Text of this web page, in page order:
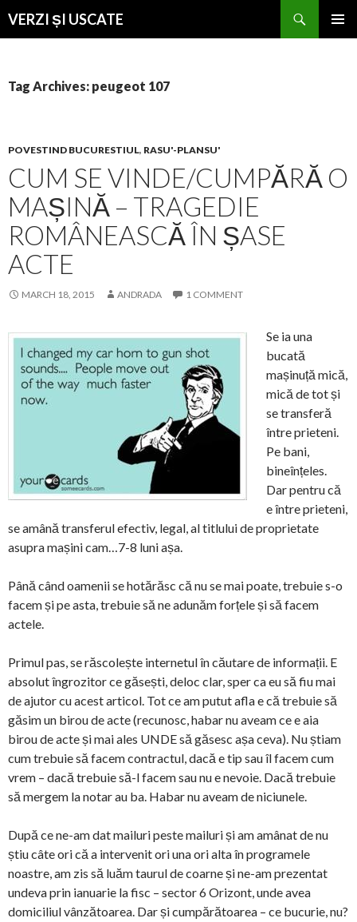
VERZI ȘI USCATE
Tag Archives: peugeot 107
POVESTIND BUCURESTIUL, RASU'-PLANSU'
CUM SE VINDE/CUMPĂRĂ O
MAȘINĂ – TRAGEDIE
ROMÂNEASCĂ ÎN ȘASE
ACTE
MARCH 18, 2015 ANDRADA 1 COMMENT
Se ia una
bucată
mașinuță mică,
mică de tot și
se transferă
între prieteni.
Pe bani,
bineînțeles.
Dar pentru că
e între prieteni,
se amână transferul efectiv, legal, al titlului de proprietate
asupra mașini cam…7-8 luni așa.
Până când oamenii se hotărăsc că nu se mai poate, trebuie s-o
facem și pe asta, trebuie să ne adunăm forțele și să facem
actele.
Primul pas, se răscolește internetul în căutare de informații. E
absolut îngrozitor ce găsești, deloc clar, sper ca eu să fiu mai
de ajutor cu acest articol. Tot ce am putut afla e că trebuie să
găsim un birou de acte (recunosc, habar nu aveam ce e aia
birou de acte și mai ales UNDE să găsesc așa ceva). Nu știam
cum trebuie să facem contractul, dacă e tip sau îl facem cum
vrem – dacă trebuie să-l facem sau nu e nevoie. Dacă trebuie
să mergem la notar au ba. Habar nu aveam de niciunele.
După ce ne-am dat mailuri peste mailuri și am amânat de nu
știu câte ori că a intervenit ori una ori alta în programele
noastre, am zis să luăm taurul de coarne și ne-am prezentat
undeva prin ianuarie la fisc – sector 6 Orizont, unde avea
domiciliul vânzătoarea. Dar și cumpărătoarea – ce bucurie, nu?